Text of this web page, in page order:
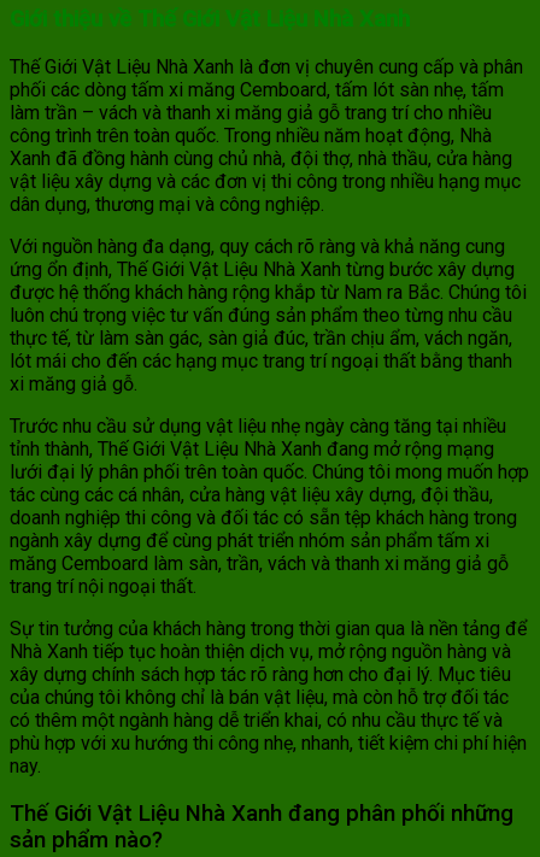
Giới thiệu về Thế Giới Vật Liệu Nhà Xanh
Thế Giới Vật Liệu Nhà Xanh là đơn vị chuyên cung cấp và phân
phối các dòng tấm xi măng Cemboard, tấm lót sàn nhẹ, tấm
làm trần – vách và thanh xi măng giả gỗ trang trí cho nhiều
công trình trên toàn quốc. Trong nhiều năm hoạt động, Nhà
Xanh đã đồng hành cùng chủ nhà, đội thợ, nhà thầu, cửa hàng
vật liệu xây dựng và các đơn vị thi công trong nhiều hạng mục
dân dụng, thương mại và công nghiệp.
Với nguồn hàng đa dạng, quy cách rõ ràng và khả năng cung
ứng ổn định, Thế Giới Vật Liệu Nhà Xanh từng bước xây dựng
được hệ thống khách hàng rộng khắp từ Nam ra Bắc. Chúng tôi
luôn chú trọng việc tư vấn đúng sản phẩm theo từng nhu cầu
thực tế, từ làm sàn gác, sàn giả đúc, trần chịu ẩm, vách ngăn,
lót mái cho đến các hạng mục trang trí ngoại thất bằng thanh
xi măng giả gỗ.
Trước nhu cầu sử dụng vật liệu nhẹ ngày càng tăng tại nhiều
tỉnh thành, Thế Giới Vật Liệu Nhà Xanh đang mở rộng mạng
lưới đại lý phân phối trên toàn quốc. Chúng tôi mong muốn hợp
tác cùng các cá nhân, cửa hàng vật liệu xây dựng, đội thầu,
doanh nghiệp thi công và đối tác có sẵn tệp khách hàng trong
ngành xây dựng để cùng phát triển nhóm sản phẩm tấm xi
măng Cemboard làm sàn, trần, vách và thanh xi măng giả gỗ
trang trí nội ngoại thất.
Sự tin tưởng của khách hàng trong thời gian qua là nền tảng để
Nhà Xanh tiếp tục hoàn thiện dịch vụ, mở rộng nguồn hàng và
xây dựng chính sách hợp tác rõ ràng hơn cho đại lý. Mục tiêu
của chúng tôi không chỉ là bán vật liệu, mà còn hỗ trợ đối tác
có thêm một ngành hàng dễ triển khai, có nhu cầu thực tế và
phù hợp với xu hướng thi công nhẹ, nhanh, tiết kiệm chi phí hiện
nay.
Thế Giới Vật Liệu Nhà Xanh đang phân phối những
sản phẩm nào?